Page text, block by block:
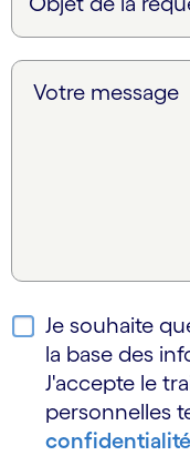
Votre message
Je souhaite
la base des
J'accepte le
personnelles
confidentialité